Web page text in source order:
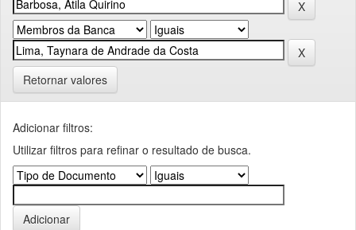
Retornar valores
Adicionar filtros:
Utilizar filtros para refinar o resultado de busca.